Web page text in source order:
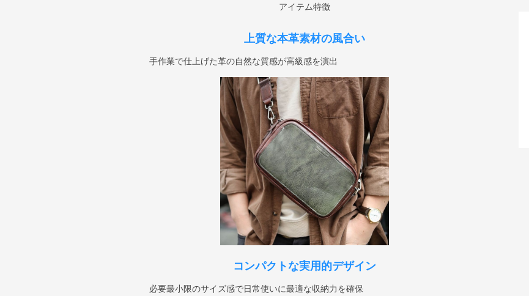
アイテム特徴
上質な本革素材の風合い
手作業で仕上げた革の自然な質感が高級感を演出
コンパクトな実用的デザイン
必要最小限のサイズ感で日常使いに最適な収納力を確保